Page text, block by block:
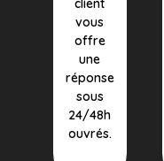
client
vous
offre
une
réponse
sous
24/48h
ouvrés.